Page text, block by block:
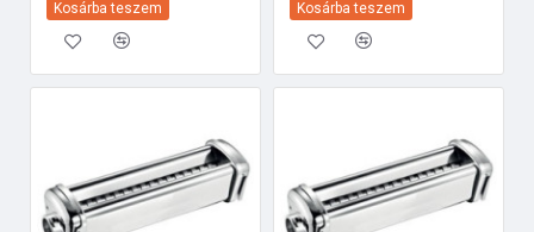
Kosárba teszem Kosárba teszem